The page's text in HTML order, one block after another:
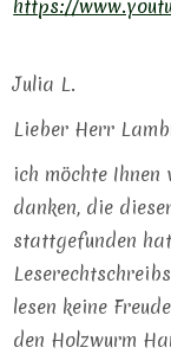
https://
Julia L.
Lieber Herr
ich möchte Ihnen
danken, die
stattgefunden
lesen keine
den Holzwurm